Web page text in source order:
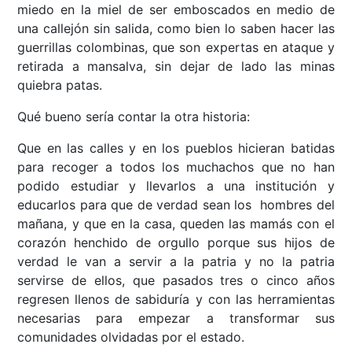
miedo en la miel de ser emboscados en medio de
una callejón sin salida, como bien lo saben hacer las
guerrillas colombinas, que son expertas en ataque y
retirada a mansalva, sin dejar de lado las minas
quiebra patas.
Qué bueno sería contar la otra historia:
Que en las calles y en los pueblos hicieran batidas
para recoger a todos los muchachos que no han
podido estudiar y llevarlos a una institución y
educarlos para que de verdad sean los hombres del
mañana, y que en la casa, queden las mamás con el
corazón henchido de orgullo porque sus hijos de
verdad le van a servir a la patria y no la patria
servirse de ellos, que pasados tres o cinco años
regresen llenos de sabiduría y con las herramientas
necesarias para empezar a transformar sus
comunidades olvidadas por el estado.